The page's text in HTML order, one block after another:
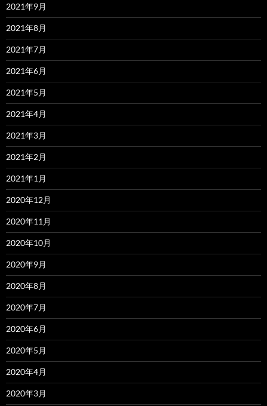
2021年9月
2021年8月
2021年7月
2021年6月
2021年5月
2021年4月
2021年3月
2021年2月
2021年1月
2020年12月
2020年11月
2020年10月
2020年9月
2020年8月
2020年7月
2020年6月
2020年5月
2020年4月
2020年3月